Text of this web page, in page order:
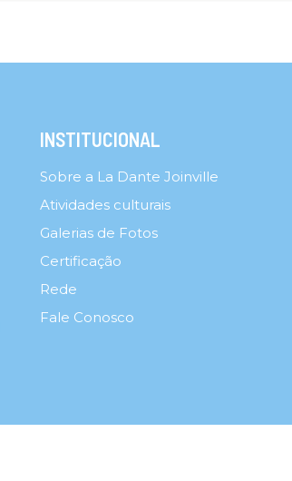
INSTITUCIONAL
Sobre a La Dante Joinville
Atividades culturais
Galerias de Fotos
Certificação
Rede
Fale Conosco